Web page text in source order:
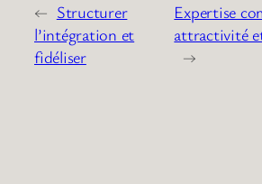
← Structurer
l’intégration et
fidéliser
Expertise
attractivité
→